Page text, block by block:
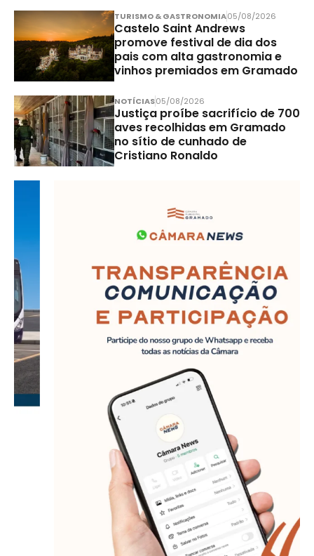
TURISMO & GASTRONOMIA05/08/2026
Castelo Saint Andrews
promove festival de dia dos
pais com alta gastronomia e
vinhos premiados em Gramado
NOTÍCIAS05/08/2026
Justiça proíbe sacrifício de 700
aves recolhidas em Gramado
no sítio de cunhado de
Cristiano Ronaldo